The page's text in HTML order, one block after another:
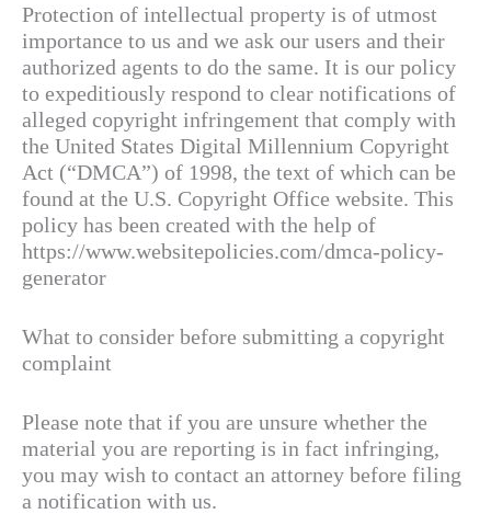
Protection of intellectual property is of utmost
importance to us and we ask our users and their
authorized agents to do the same. It is our policy
to expeditiously respond to clear notifications of
alleged copyright infringement that comply with
the United States Digital Millennium Copyright
Act (“DMCA”) of 1998, the text of which can be
found at the U.S. Copyright Office website. This
policy has been created with the help of
https://www.websitepolicies.com/dmca-policy-
generator
What to consider before submitting a copyright
complaint
Please note that if you are unsure whether the
material you are reporting is in fact infringing,
you may wish to contact an attorney before filing
a notification with us.